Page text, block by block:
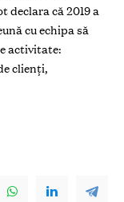
declara că 2019 a
cu echipa să
activitate:
clienţi,